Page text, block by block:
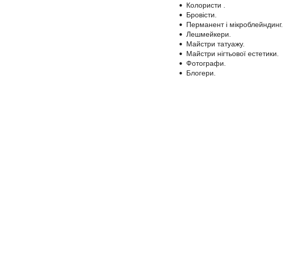
Колористи .
Бровісти.
Перманент і мікроблейндинг.
Лешмейкери.
Майстри татуажу.
Майстри нігтьової естетики.
Фотографи.
Блогери.